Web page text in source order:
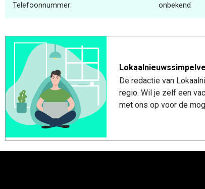
Telefoonnummer: onbekend
De redactie van
regio. Wil je zelf een
met ons op voor de